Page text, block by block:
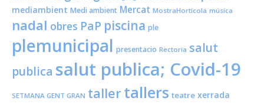
mediambient Medi ambient Mercat MostraHortícola música
nadal obres PaP piscina ple
plemunicipal presentacio Rectoria salut
publica salut publica; Covid-19
SETMANA GENT GRAN taller tallers teatre xerrada